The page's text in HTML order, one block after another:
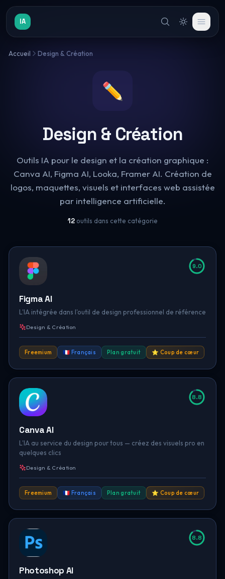
IA
Accueil Design & Création
✏️
Design & Création
Outils IA pour le design et la création graphique :
Canva AI, Figma AI, Looka, Framer AI. Création de
logos, maquettes, visuels et interfaces web assistée
par intelligence artificielle.
12outils dans cette catégorie
9.0
Figma AI
L'IA intégrée dans l'outil de design professionnel de référence
Design & Création
Freemium 🇫🇷 Français Plan gratuit ⭐ Coup de cœur
8.8
Canva AI
L'IA au service du design pour tous — créez des visuels pro en
quelques clics
Design & Création
Freemium 🇫🇷 Français Plan gratuit ⭐ Coup de cœur
8.8
Photoshop AI